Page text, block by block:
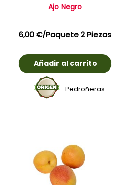
Ajo Negro
6,00€/Paquete 2 Piezas
Añadir al carrito
Pedroñeras